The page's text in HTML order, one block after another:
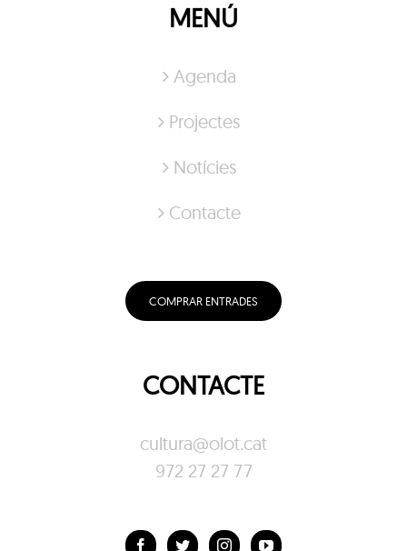
MENÚ
Agenda
Projectes
Notícies
Contacte
COMPRAR ENTRADES
CONTACTE
cultura@olot.cat
972 27 27 77